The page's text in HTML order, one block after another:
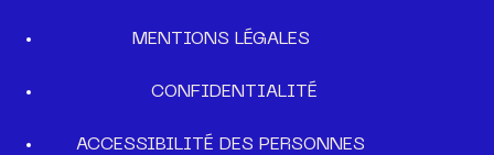
MENTIONS LÉGALES
CONFIDENTIALITÉ
ACCESSIBILITÉ DES PERSONNES